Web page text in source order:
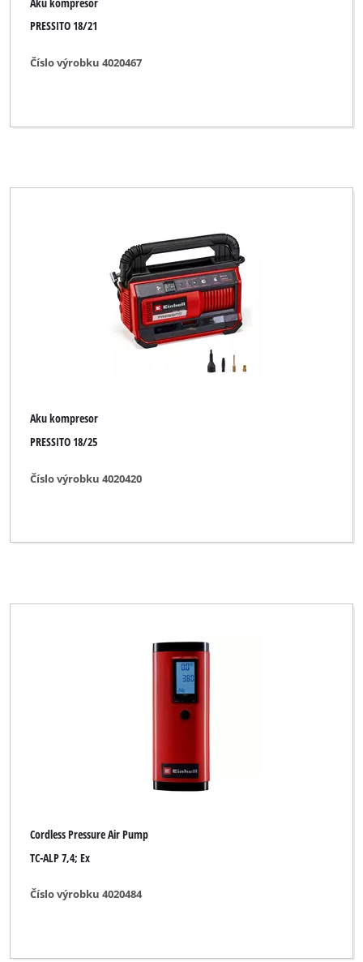
PRESSITO 18/21
Číslo výrobku 4020467
Aku kompresor
PRESSITO 18/25
Číslo výrobku 4020420
Cordless Pressure Air Pump
TC-ALP 7,4; Ex
Číslo výrobku 4020484